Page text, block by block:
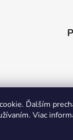
Ďalším
Viac